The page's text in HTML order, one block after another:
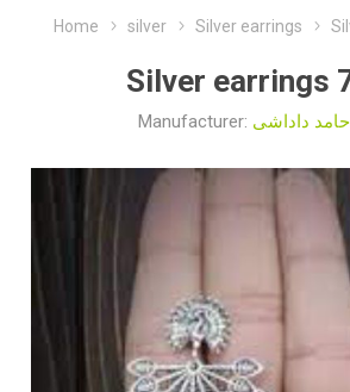
Home silver Silver earrings
Silver earrings
Manufacturer: داداشی